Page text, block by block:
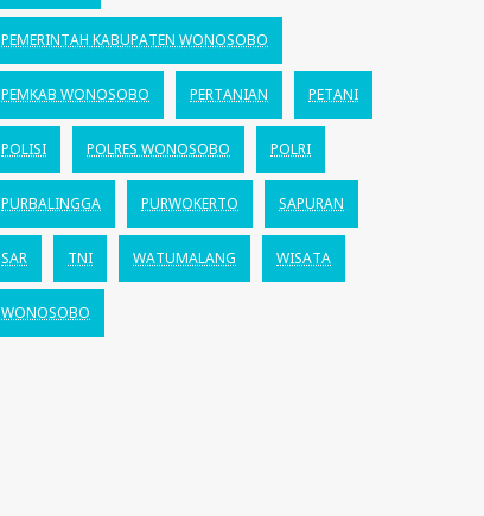
PEMERINTAH KABUPATEN WONOSOBO
PEMKAB WONOSOBO PERTANIAN PETANI
POLISI POLRES WONOSOBO POLRI
PURBALINGGA PURWOKERTO SAPURAN
SAR TNI WATUMALANG WISATA
WONOSOBO